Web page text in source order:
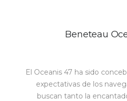
Beneteau
El Oceanis 47 ha sido
expectativas de los
buscan tanto la